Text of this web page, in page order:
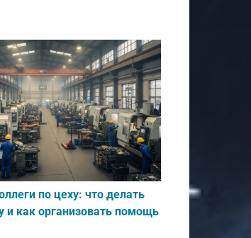
по цеху: что делать
и как организовать помощь